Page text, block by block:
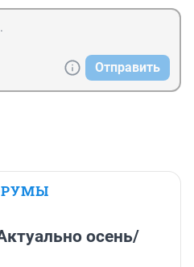
Отправить
осень/